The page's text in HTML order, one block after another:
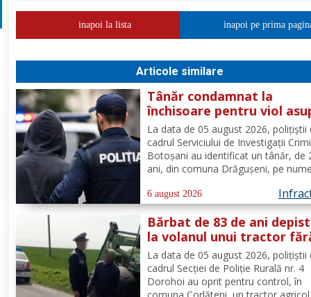
inapoi la lista inapoi pe prima
Articole similare
Tânăr condamnat la
închisoare pentru viol
unui minor și pornografie
infantilă, identificat de
polițiști
La data de 05 august 2026, polițiștii
cadrul Serviciului de Investigații
Botoșani au identificat un tânăr, de
ani, din comuna Drăgușeni, pe
mandat de executare a pedepsei cu
închisoarea. Tânărul a fost
4 ani și 5 luni de...
6 august 2026
Bărbat de 83 de ani
la volanul unui tractor
deține permis de
La data de 05 august 2026, polițiștii
cadrul Secției de Poliție Rurală nr. 4
Dorohoi au oprit pentru control, în
comuna Corlăteni, un tractor